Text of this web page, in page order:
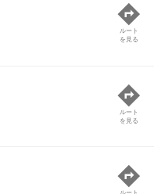
ルート
を見る
ルート
を見る